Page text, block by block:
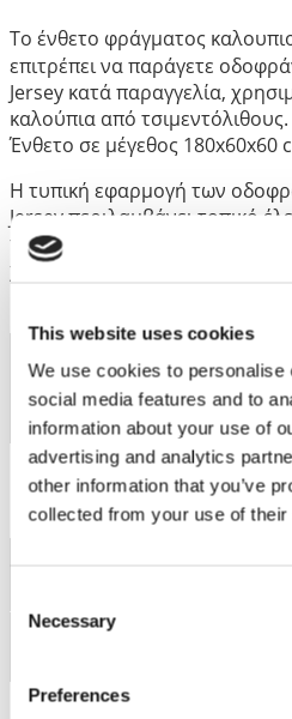
This website uses cookies
We use cookies to
social media features and to
information about your use of
advertising and analytics
other information that you’ve
collected from your use of
Selection
Necessary
Preferences
Το ένθετο φράγματος
επιτρέπει να παράγετε
Jersey κατά παραγγελία,
καλούπια από τσιμεντόλιθους.
Ένθετο σε μέγεθος 180x60x60
Η τυπική εφαρμογή των
Jersey περιλαμβάνει τοπικό
προσωρινή οριοθέτηση,
χαμηλής ταχύτητας και
Κωδικός άρθρου
RBI1800600600
Βάρος
135 κ.
Διαστάσεις1800 × 600 × 600
Βάρος τελικού μπλοκ